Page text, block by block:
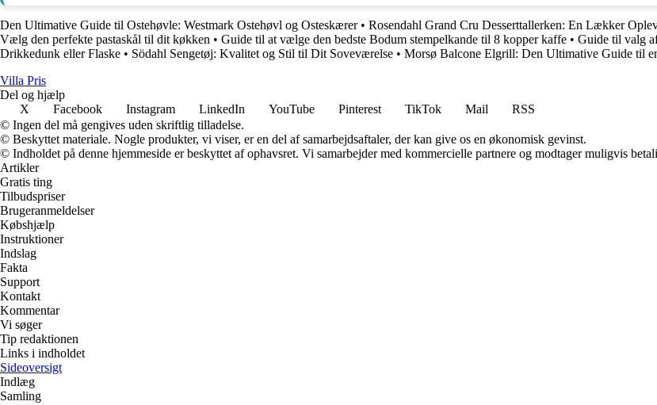
Den Ultimative Guide til Ostehøvle: Westmark Ostehøvl og Osteskærer• Rosendahl Grand Cru Desserttallerken: En Lækker
Vælg den perfekte pastaskål til dit køkken • Guide til at vælge den bedste Bodum stempelkande til 8 kopper kaffe • Guide til valg
Drikkedunk eller Flaske • Södahl Sengetøj: Kvalitet og Stil til Dit Soveværelse • Morsø Balcone Elgrill: Den Ultimative Guide til
Villa Pris
Del og hjælp
X
Facebook Instagram LinkedIn YouTube Pinterest TikTok Mail
RSS
© Ingen del må gengives uden skriftlig tilladelse.
© Beskyttet materiale. Nogle produkter, vi viser, er en del af samarbejdsaftaler, der kan give os en økonomisk gevinst.
© Indholdet på denne hjemmeside er beskyttet af ophavsret. Vi samarbejder med kommercielle partnere og modtager muligvis
Artikler
Gratis ting
Tilbudspriser
Brugeranmeldelser
Købshjælp
Instruktioner
Indslag
Fakta
Support
Kontakt
Kommentar
Vi søger
Tip redaktionen
Links i indholdet
Sideoversigt
Indlæg
Samling